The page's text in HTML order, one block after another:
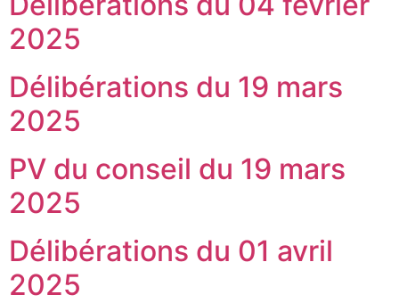
2025
Délibérations du 19 mars
2025
PV du conseil du 19 mars
2025
Délibérations du 01 avril
2025